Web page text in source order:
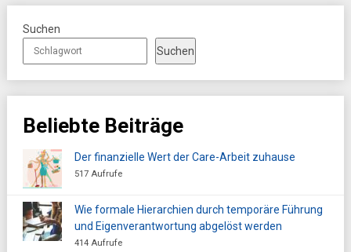
Suchen
Suchen
Beliebte Beiträge
Der finanzielle Wert der Care-Arbeit zuhause
517 Aufrufe
Wie formale Hierarchien durch temporäre Führung
und Eigenverantwortung abgelöst werden
414 Aufrufe